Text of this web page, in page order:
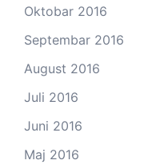
Oktobar 2016
Septembar 2016
August 2016
Juli 2016
Juni 2016
Maj 2016